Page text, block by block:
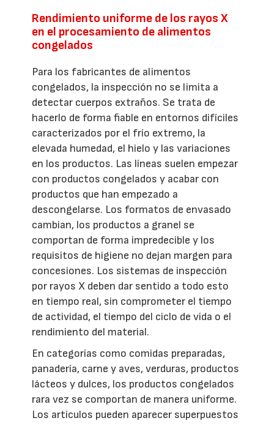
Rendimiento uniforme de los rayos X
en el procesamiento de alimentos
congelados
Para los fabricantes de alimentos
congelados, la inspección no se limita a
detectar cuerpos extraños. Se trata de
hacerlo de forma fiable en entornos difíciles
caracterizados por el frío extremo, la
elevada humedad, el hielo y las variaciones
en los productos. Las líneas suelen empezar
con productos congelados y acabar con
productos que han empezado a
descongelarse. Los formatos de envasado
cambian, los productos a granel se
comportan de forma impredecible y los
requisitos de higiene no dejan margen para
concesiones. Los sistemas de inspección
por rayos X deben dar sentido a todo esto
en tiempo real, sin comprometer el tiempo
de actividad, el tiempo del ciclo de vida o el
rendimiento del material.
En categorías como comidas preparadas,
panadería, carne y aves, verduras, productos
lácteos y dulces, los productos congelados
rara vez se comportan de manera uniforme.
Los artículos pueden aparecer superpuestos